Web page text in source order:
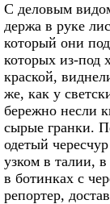
С деловым
держа в руке
который они
которых из-под
краской,
же, как у
бережно несли
сырые гранки.
одетый
узком в талии,
в ботинках с
репортер,